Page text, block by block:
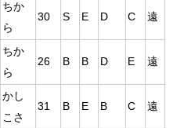
ちか
ら
30 S E D C 遠
ちか
ら
26 B B D E 遠
かし
こさ
31 B E B C 遠